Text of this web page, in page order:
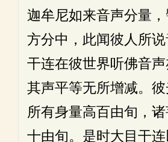
迦牟尼如来音声分量
方分中，此闻彼人所说
干连在彼世界听佛音声
其声平等无所增减。
所有身量高百由旬，
十由旬。是时大目干连